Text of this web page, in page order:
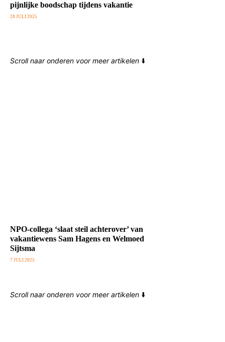
pijnlijke boodschap tijdens vakantie
28 JULI 2025
Scroll naar onderen voor meer artikelen ⬇️
NPO-collega ‘slaat steil achterover’ van
vakantiewens Sam Hagens en Welmoed
Sijtsma
7 JULI 2025
Scroll naar onderen voor meer artikelen ⬇️